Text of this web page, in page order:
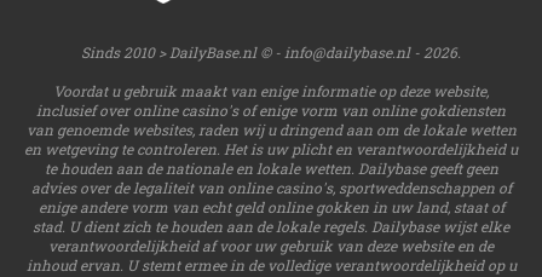
Sinds 2010 > DailyBase.nl © -info@dailybase.nl- 2026.
Voordat u gebruik maakt van enige informatie op deze website,
inclusief over online casino's of enige vorm van online gokdiensten
van genoemde websites, raden wij u dringend aan om de lokale wetten
en wetgeving te controleren. Het is uw plicht en verantwoordelijkheid u
te houden aan de nationale en lokale wetten. Dailybase geeft geen
advies over de legaliteit van online casino's, sportweddenschappen of
enige andere vorm van echt geld online gokken in uw land, staat of
stad. U dient zich te houden aan de lokale regels. Dailybase wijst elke
verantwoordelijkheid af voor uw gebruik van deze website en de
inhoud ervan. U stemt ermee in de volledige verantwoordelijkheid op u